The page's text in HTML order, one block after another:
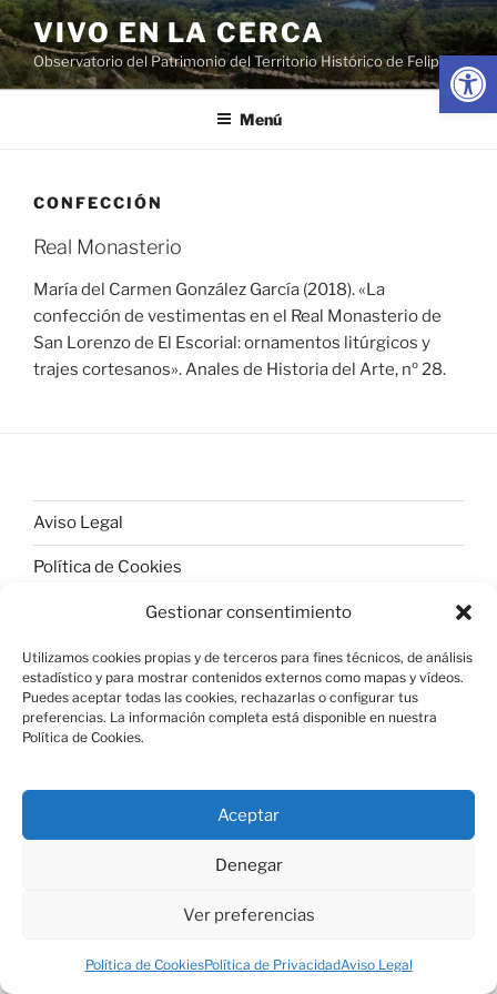
Abrir
Gestionar consentimiento
Utilizamos cookies propias y de terceros para fines técnicos, de análisis
estadístico y para mostrar contenidos externos como mapas y vídeos.
Puedes aceptar todas las cookies, rechazarlas o configurar tus
preferencias. La información completa está disponible en nuestra
Política de Cookies.
Aceptar
Denegar
Ver preferencias
Política de CookiesPolítica de PrivacidadAviso Legal
Saltar
al
contenido
VIVO EN LA CERCA
Observatorio del Patrimonio del Territorio Histórico de Felipe II
Menú
CONFECCIÓN
Real Monasterio
María del Carmen González García (2018). «La
confección de vestimentas en el Real Monasterio de
San Lorenzo de El Escorial: ornamentos litúrgicos y
trajes cortesanos». Anales de Historia del Arte, nº 28.
Aviso Legal
Política de Cookies
Política de Privacidad Funciona gracias a WordPress